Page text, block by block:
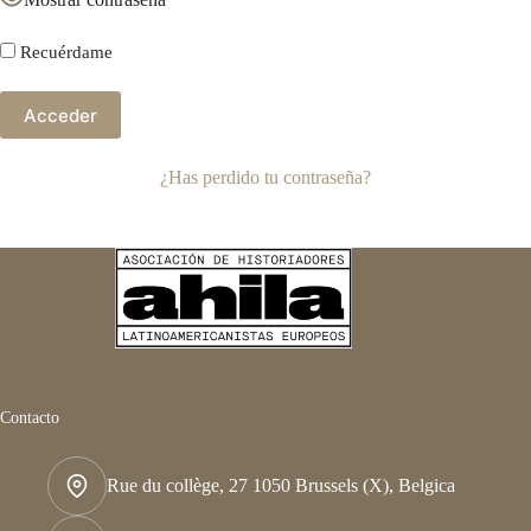
Recuérdame
¿Has perdido tu contraseña?
Contacto
Rue du collège, 27 1050 Brussels (X), Belgica